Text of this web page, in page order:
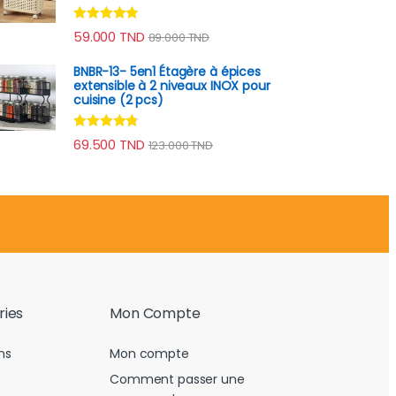
Note4.70
sur 5
59.000 TND 89.000TND
BNBR-13- 5en1 Étagère à épices
extensible à 2 niveaux INOX pour
cuisine (2 pcs)
Note4.60
sur 5
69.500 TND 123.000TND
Mon Compte
Mon compte
Comment passer une